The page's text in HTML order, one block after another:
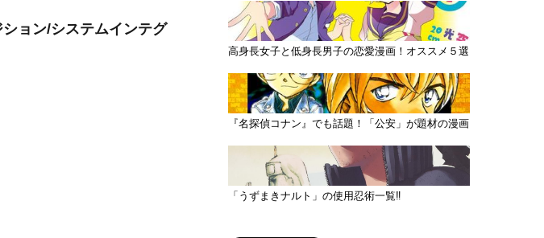
ョン/システムインテグ
高身長女子と低身長男子の恋愛漫画！オススメ５選
『名探偵コナン』でも話題！「公安」が題材の漫画
「うずまきナルト」の使用忍術一覧‼